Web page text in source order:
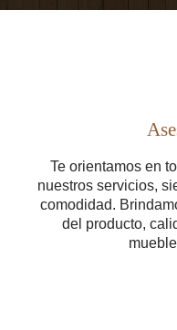
Te orientamos en
nuestros servicios,
comodidad.
del producto,